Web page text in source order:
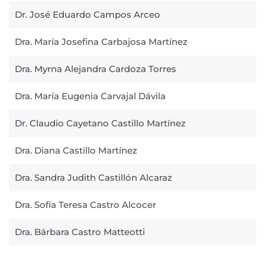
Dr. José Eduardo Campos Arceo
Dra. María Josefina Carbajosa Martínez
Dra. Myrna Alejandra Cardoza Torres
Dra. María Eugenia Carvajal Dávila
Dr. Claudio Cayetano Castillo Martínez
Dra. Diana Castillo Martínez
Dra. Sandra Judith Castillón Alcaraz
Dra. Sofía Teresa Castro Alcocer
Dra. Bárbara Castro Matteotti